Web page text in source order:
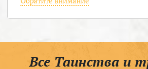
Все Таинства и